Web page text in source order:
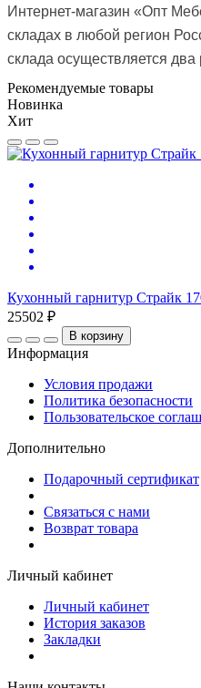
Интернет-магазин «Опт
складах в любой регион
склада осуществляется
Рекомендуемые товары
Новинка
Хит
Кухонный гарнитур Страйк
25502 ₽
В корзину
Информация
Условия продажи
Политика безопасности
Пользовательское
Дополнительно
Подарочный сертификат
Связаться с нами
Возврат товара
Личный кабинет
Личный кабинет
История заказов
Закладки